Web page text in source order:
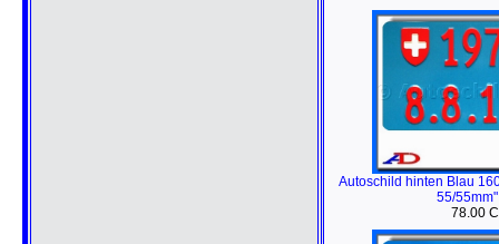
Autoschild hinten Blau
55/
78.00